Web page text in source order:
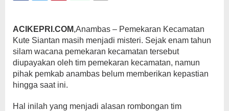
ACIKEPRI.COM,Anambas – Pemekaran Kecamatan
Kute Siantan masih menjadi misteri. Sejak enam tahun
silam wacana pemekaran kecamatan tersebut
diupayakan oleh tim pemekaran kecamatan, namun
pihak pemkab anambas belum memberikan kepastian
hingga saat ini.
Hal inilah yang menjadi alasan rombongan tim